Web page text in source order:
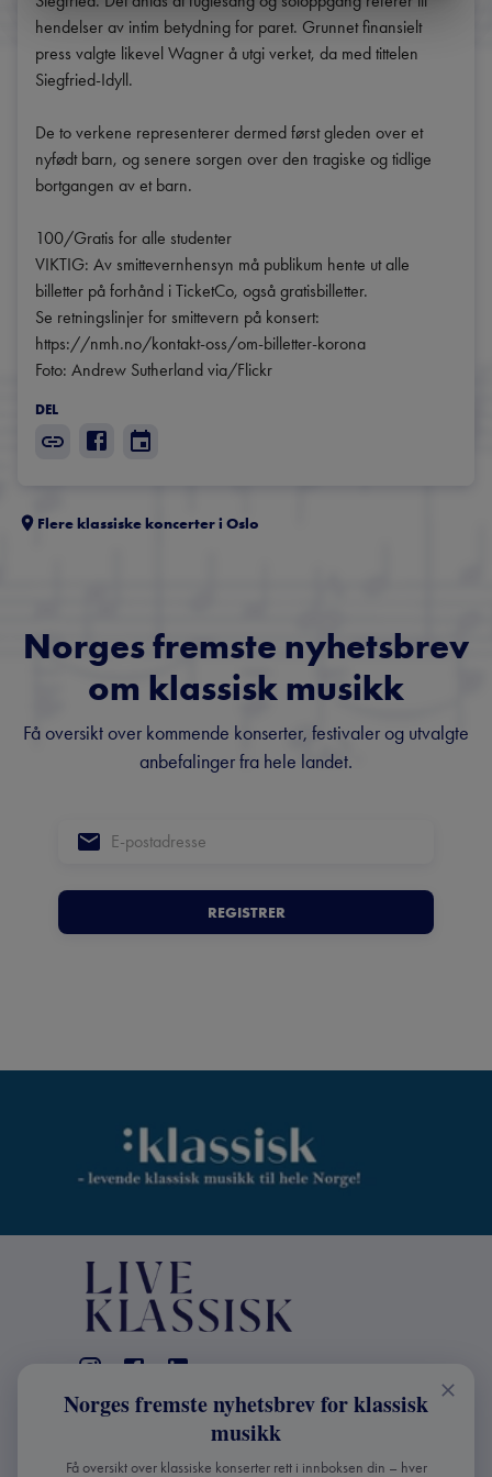
hendelser av intim betydning for paret. Grunnet finansielt
press valgte likevel Wagner å utgi verket, da med tittelen
Siegfried-Idyll.
De to verkene representerer dermed først gleden over et
nyfødt barn, og senere sorgen over den tragiske og tidlige
bortgangen av et barn.
100/Gratis for alle studenter
VIKTIG: Av smittevernhensyn må publikum hente ut alle
billetter på forhånd i TicketCo, også gratisbilletter.
Se retningslinjer for smittevern på konsert:
https://nmh.no/kontakt-oss/om-billetter-korona
Foto: Andrew Sutherland via/Flickr
DEL
Flere klassiske koncerter i Oslo
Norges fremste nyhetsbrev
om klassisk musikk
Få oversikt over kommende konserter, festivaler og utvalgte
anbefalinger fra hele landet.
REGISTRER
KONTAKT
Live Klassisk: +47 98670803
Norges fremste nyhetsbrev for klassisk
musikk
Få oversikt over klassiske konserter rett i innboksen din – hver